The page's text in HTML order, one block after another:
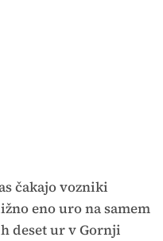
čakajo vozniki
eno uro na samem
deset ur v Gornji